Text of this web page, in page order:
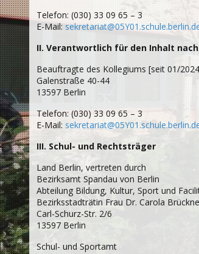
Telefon: (030) 33 09 65 – 3
E-Mail:
II. Verantwortlich für den Inhalt nach
Beauftragte des Kollegiums [seit 01/
Galenstraße 40-44
13597 Berlin
Telefon: (030) 33 09 65 – 3
E-Mail:
III. Schul- und Rechtsträger
Land Berlin, vertreten durch
Bezirksamt Spandau von Berlin
Abteilung Bildung, Kultur, Sport und
Bezirksstadträtin Frau Dr. Carola
Carl-Schurz-Str. 2/6
13597 Berlin
Schul- und Sportamt